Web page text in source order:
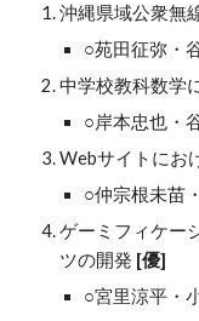
沖縄県域公衆無
○苑田征弥・
中学校教科数学
○岸本忠也・
Webサイトにお
○仲宗根未苗
ゲーミフィケー
ツの開発 [優]
○宮里涼平・